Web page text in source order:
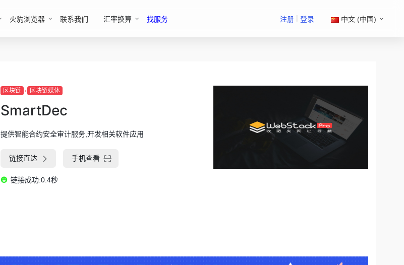
火豹浏览器 联系我们 汇率换算 找服务 注册 | 登录 中文 (中国)
区块链 区块链媒体
SmartDec
提供智能合约安全审计服务,开发相关软件应用
链接直达 手机查看
链接成功:0.4秒